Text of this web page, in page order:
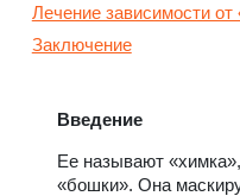
Лечение зависимости от
Заключение
Введение
Ее называют
«бошки». Она